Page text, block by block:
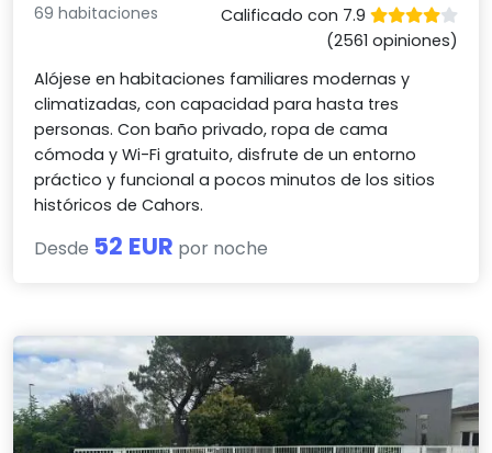
69 habitaciones
Calificado con 7.9
(2561 opiniones)
Alójese en habitaciones familiares modernas y
climatizadas, con capacidad para hasta tres
personas. Con baño privado, ropa de cama
cómoda y Wi-Fi gratuito, disfrute de un entorno
práctico y funcional a pocos minutos de los sitios
históricos de Cahors.
Desde 52 EUR por noche